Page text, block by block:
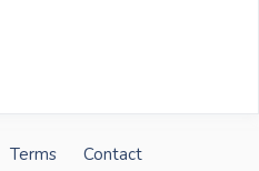
Terms Contact